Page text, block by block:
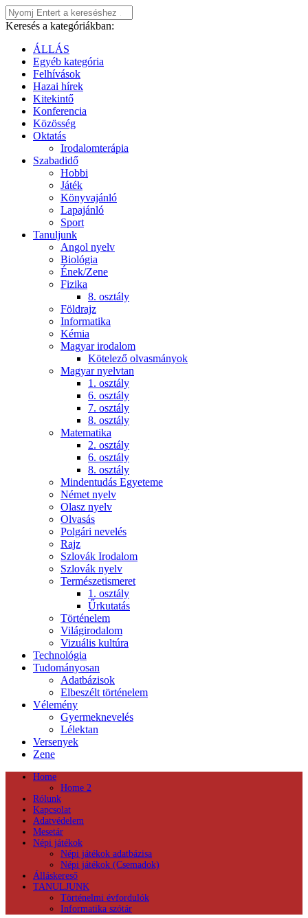
Keresés a kategóriákban:
ÁLLÁS
Egyéb kategória
Felhívások
Hazai hírek
Kitekintő
Konferencia
Közösség
Oktatás
Irodalomterápia
Szabadidő
Hobbi
Játék
Könyvajánló
Lapajánló
Sport
Tanuljunk
Angol nyelv
Biológia
Ének/Zene
Fizika
8. osztály
Földrajz
Informatika
Kémia
Magyar irodalom
Kötelező olvasmányok
Magyar nyelvtan
1. osztály
6. osztály
7. osztály
8. osztály
Matematika
2. osztály
6. osztály
8. osztály
Mindentudás Egyeteme
Német nyelv
Olasz nyelv
Olvasás
Polgári nevelés
Rajz
Szlovák Irodalom
Szlovák nyelv
Természetismeret
1. osztály
Űrkutatás
Történelem
Világirodalom
Vizuális kultúra
Technológia
Tudományosan
Adatbázisok
Elbeszélt történelem
Vélemény
Gyermeknevelés
Lélektan
Versenyek
Zene
Home
Home 2
Rólunk
Kapcsolat
Adatvédelem
Mesetár
Népi játékok
Népi játékok adatbázisa
Népi játékok (Csemadok)
Álláskereső
TANULJUNK
Történelmi évfordulók
Informatika szótár